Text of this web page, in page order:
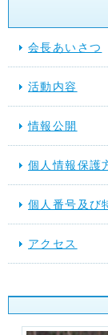
会長あいさつ
活動内容
情報公開
個人情報保護
個人番号及び
アクセス